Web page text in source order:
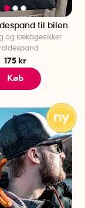
til bilen
og lækagesikker
175 kr
Køb